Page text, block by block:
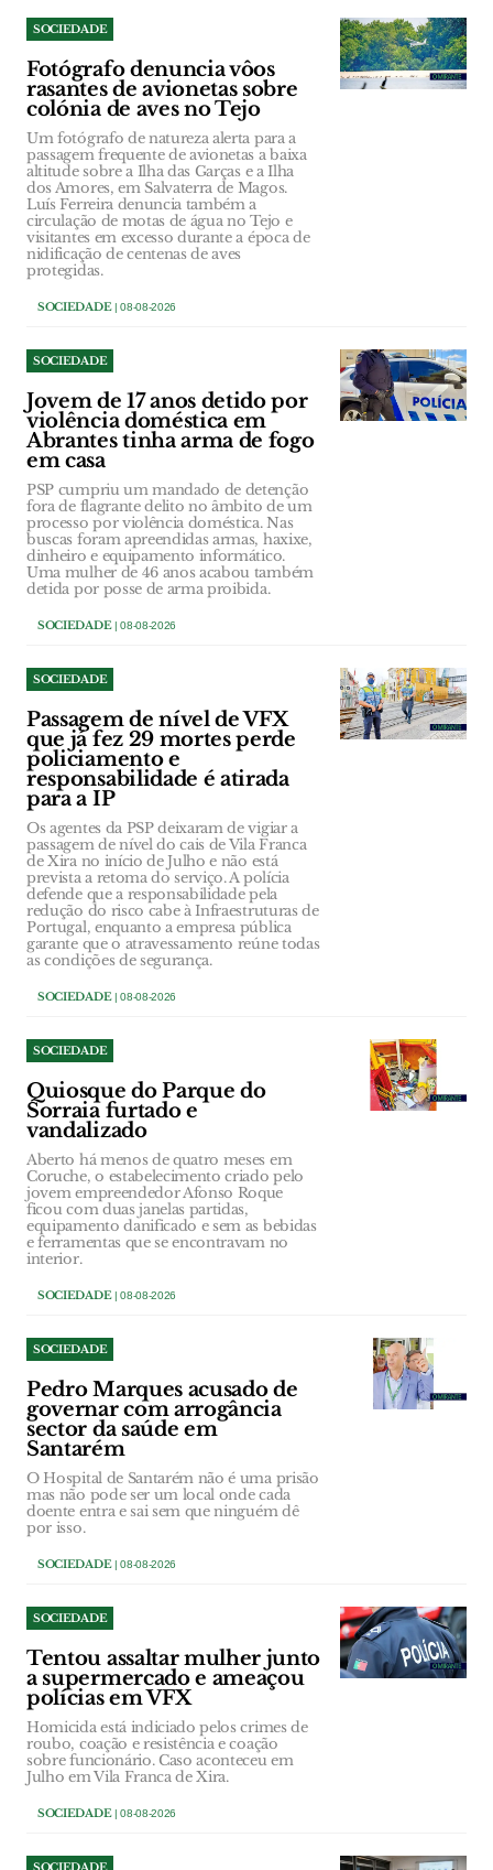
SOCIEDADE
Fotógrafo denuncia vôos
rasantes de avionetas sobre
colónia de aves no Tejo
Um fotógrafo de natureza alerta para a
passagem frequente de avionetas a baixa
altitude sobre a Ilha das Garças e a Ilha
dos Amores, em Salvaterra de Magos.
Luís Ferreira denuncia também a
circulação de motas de água no Tejo e
visitantes em excesso durante a época de
nidificação de centenas de aves
protegidas.
SOCIEDADE| 08-08-2026
SOCIEDADE
Jovem de 17 anos detido por
violência doméstica em
Abrantes tinha arma de fogo
em casa
PSP cumpriu um mandado de detenção
fora de flagrante delito no âmbito de um
processo por violência doméstica. Nas
buscas foram apreendidas armas, haxixe,
dinheiro e equipamento informático.
Uma mulher de 46 anos acabou também
detida por posse de arma proibida.
SOCIEDADE| 08-08-2026
SOCIEDADE
Passagem de nível de VFX
que já fez 29 mortes perde
policiamento e
responsabilidade é atirada
para a IP
Os agentes da PSP deixaram de vigiar a
passagem de nível do cais de Vila Franca
de Xira no início de Julho e não está
prevista a retoma do serviço. A polícia
defende que a responsabilidade pela
redução do risco cabe à Infraestruturas de
Portugal, enquanto a empresa pública
garante que o atravessamento reúne todas
as condições de segurança.
SOCIEDADE| 08-08-2026
SOCIEDADE
Quiosque do Parque do
Sorraia furtado e
vandalizado
Aberto há menos de quatro meses em
Coruche, o estabelecimento criado pelo
jovem empreendedor Afonso Roque
ficou com duas janelas partidas,
equipamento danificado e sem as bebidas
e ferramentas que se encontravam no
interior.
SOCIEDADE| 08-08-2026
SOCIEDADE
Pedro Marques acusado de
governar com arrogância
sector da saúde em
Santarém
O Hospital de Santarém não é uma prisão
mas não pode ser um local onde cada
doente entra e sai sem que ninguém dê
por isso.
SOCIEDADE| 08-08-2026
SOCIEDADE
Tentou assaltar mulher junto
a supermercado e ameaçou
polícias em VFX
Homicida está indiciado pelos crimes de
roubo, coação e resistência e coação
sobre funcionário. Caso aconteceu em
Julho em Vila Franca de Xira.
SOCIEDADE| 08-08-2026